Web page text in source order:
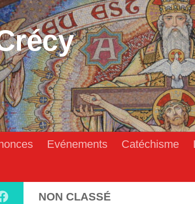
Evénements Catéchisme
NON CLASSÉ